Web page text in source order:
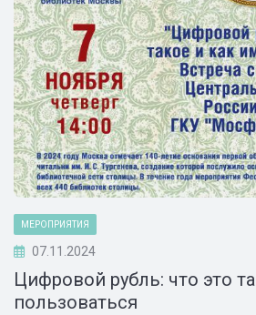
МЕРОПРИЯТИЯ
07.11.2024
Цифровой рубль: что это
пользоваться